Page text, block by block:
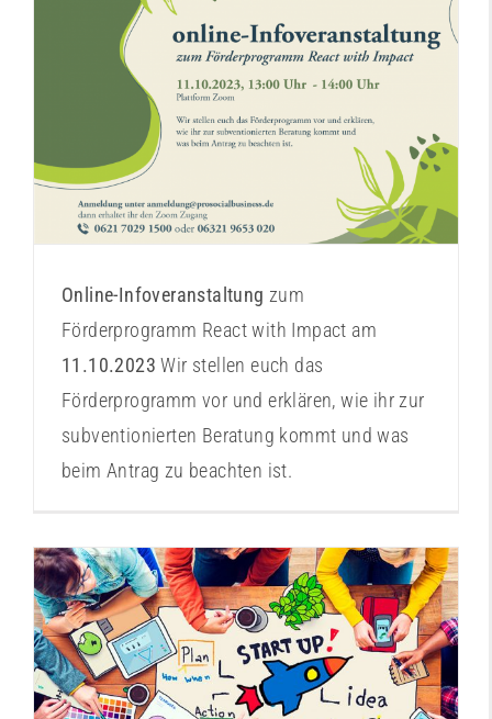
Infoveranstaltung 11.10.2023
Entwurf Veranstaltungshinweise Workshoptermine
Workshopthemen
Online-Infoveranstaltung zum
Förderprogramm React with Impact am
11.10.2023Wir stellen euch das
Förderprogramm vor und erklären, wie ihr zur
subventionierten Beratung kommt und was
beim Antrag zu beachten ist.
Workshop-Reihe für Social Startups
Aktuelles Veranstaltungshinweise Workshoptermine